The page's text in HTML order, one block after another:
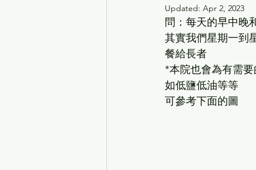
Updated: Apr 2, 2023
問：每天的早中晚
其實我們星期一到
餐給長者
*本院也會為有需
如低鹽低油等等
可參考下面的圖